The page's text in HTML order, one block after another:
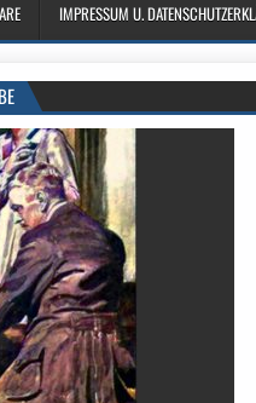
IMPRESSUM U.